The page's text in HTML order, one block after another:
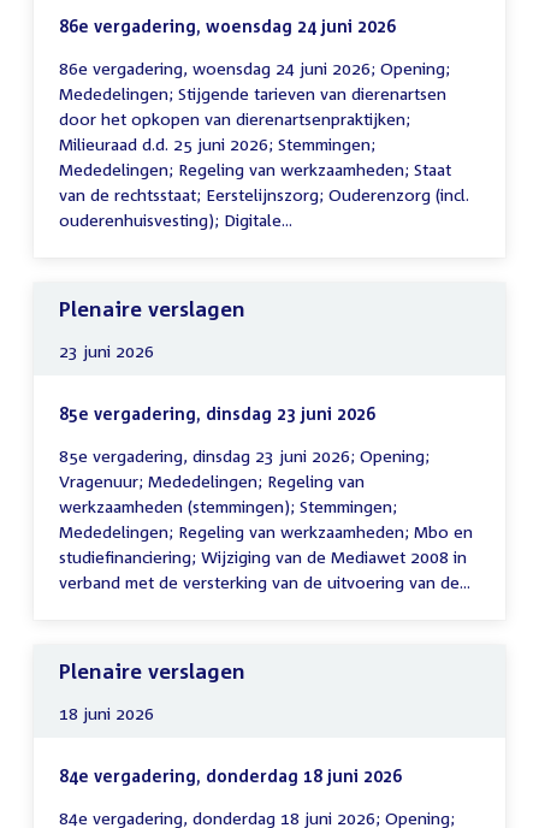
86e vergadering, woensdag 24 juni 2026
86e vergadering, woensdag 24 juni 2026; Opening;
Mededelingen; Stijgende tarieven van dierenartsen
door het opkopen van dierenartsenpraktijken;
Milieuraad d.d. 25 juni 2026; Stemmingen;
Mededelingen; Regeling van werkzaamheden; Staat
van de rechtsstaat; Eerstelijnszorg; Ouderenzorg (incl.
ouderenhuisvesting); Digitale...
Plenaire verslagen
23 juni 2026
85e vergadering, dinsdag 23 juni 2026
85e vergadering, dinsdag 23 juni 2026; Opening;
Vragenuur; Mededelingen; Regeling van
werkzaamheden (stemmingen); Stemmingen;
Mededelingen; Regeling van werkzaamheden; Mbo en
studiefinanciering; Wijziging van de Mediawet 2008 in
verband met de versterking van de uitvoering van de...
Plenaire verslagen
18 juni 2026
84e vergadering, donderdag 18 juni 2026
84e vergadering, donderdag 18 juni 2026; Opening;